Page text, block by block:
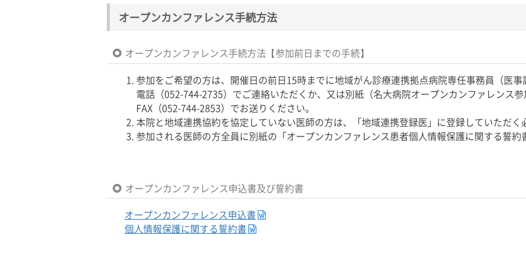
オープンカンファレンス手続方法
オープンカンファレンス手続方法【参加前日までの手続】
参加をご希望の方は、開催日の前日15時までに地域がん診療連携拠点病院専任事務員（医
電話（052-744-2735）でご連絡いただくか、又は別紙（名大病院オープンカンファレンス
FAX（052-744-2853）でお送りください。
本院と地域連携協約を協定していない医師の方は、「地域連携登録医」に登録していただく
参加される医師の方全員に別紙の「オープンカンファレンス患者個人情報保護に関する誓
オープンカンファレンス申込書及び誓約書
オープンカンファレンス申込書
個人情報保護に関する誓約書